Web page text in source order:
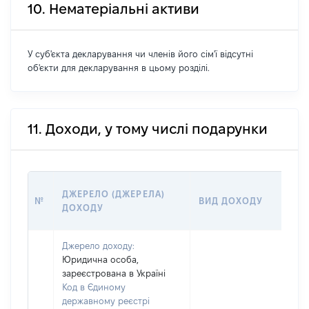
10. Нематеріальні активи
У суб'єкта декларування чи членів його сім'ї відсутні
об'єкти для декларування в цьому розділі.
11. Доходи, у тому числі подарунки
№
ДЖЕРЕЛО (ДЖЕРЕЛА)
ДОХОДУ
ВИД ДОХОДУ
Джерело доходу:
Юридична особа,
зареєстрована в Україні
Код в Єдиному
державному реєстрі